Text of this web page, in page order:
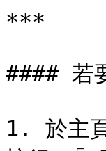
***
#### 若
1. 於主